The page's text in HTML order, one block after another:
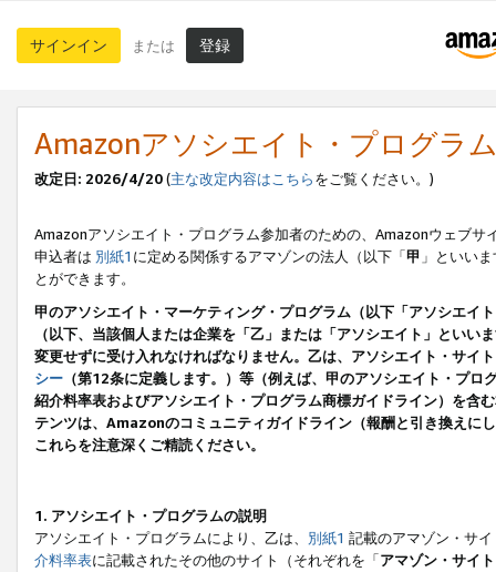
サインイン または 登録
Amazonアソシエイト・プログラ
改定日: 2026/4/20(主な改定内容はこちらをご覧ください。)
Amazonアソシエイト・プログラム参加者のための、Amazonウェブサ
申込者は 別紙1 に定める関係するアマゾンの法人（以下「甲 」といい
とができます。
甲のアソシエイト・マーケティング・プログラム（以下「アソシエイ
（以下、当該個人または企業を「乙」または「アソシエイト」とい
変更せずに受け入れなければなりません。乙は、アソシエイト・サイ
シー （第12条に定義します。）等（例えば、甲のアソシエイト・プ
紹介料率表およびアソシエイト・プログラム商標ガイドライン）を
テンツは、Amazonのコミュニティガイドライン（報酬と引き換えに
これらを注意深くご精読ください。
1. アソシエイト・プログラムの説明
アソシエイト・プログラムにより、乙は、 別紙1 記載のアマゾン・サ
介料率表に記載されたその他のサイト（それぞれを「アマゾン・サイト